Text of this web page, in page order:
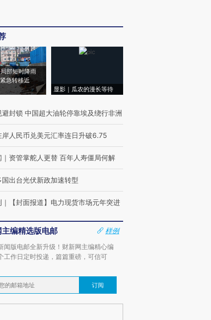
部短时降雨
急转移近
显影｜瓜农的漫长等待
避封锁 中国超大油轮停靠埃及绕行非洲
岸人民币兑美元汇率连日升破6.75
｜ 资管掌舵人更替 百年人寿僵局何解
国出台光伏新政加速转型
｜ 【封面报道】电力现货市场元年突进
主编精选版电邮
样例
闻版电邮全新升级！财新网主编精心编
工作日定时投递，篇篇重磅，可信可
订阅